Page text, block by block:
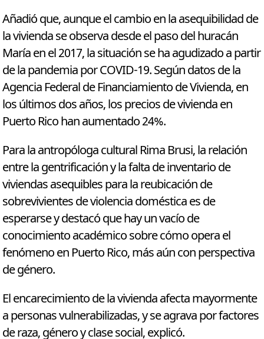
Añadió que, aunque el cambio en la asequibilidad de
la vivienda se observa desde el paso del huracán
María en el 2017, la situación se ha agudizado a partir
de la pandemia por COVID-19. Según datos de la
Agencia Federal de Financiamiento de Vivienda, en
los últimos dos años, los precios de vivienda en
Puerto Rico han aumentado 24%.
Para la antropóloga cultural Rima Brusi, la relación
entre la gentrificación y la falta de inventario de
viviendas asequibles para la reubicación de
sobrevivientes de violencia doméstica es de
esperarse y destacó que hay un vacío de
conocimiento académico sobre cómo opera el
fenómeno en Puerto Rico, más aún con perspectiva
de género.
El encarecimiento de la vivienda afecta mayormente
a personas vulnerabilizadas, y se agrava por factores
de raza, género y clase social, explicó.